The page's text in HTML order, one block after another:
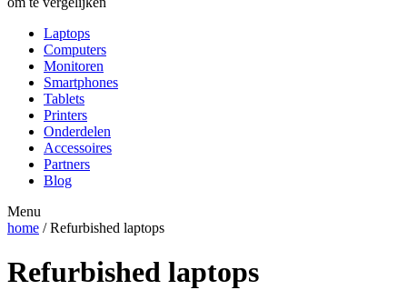
Laptops
Computers
Monitoren
Smartphones
Tablets
Printers
Onderdelen
Accessoires
Partners
Blog
Menu
home / Refurbished laptops
Refurbished laptops